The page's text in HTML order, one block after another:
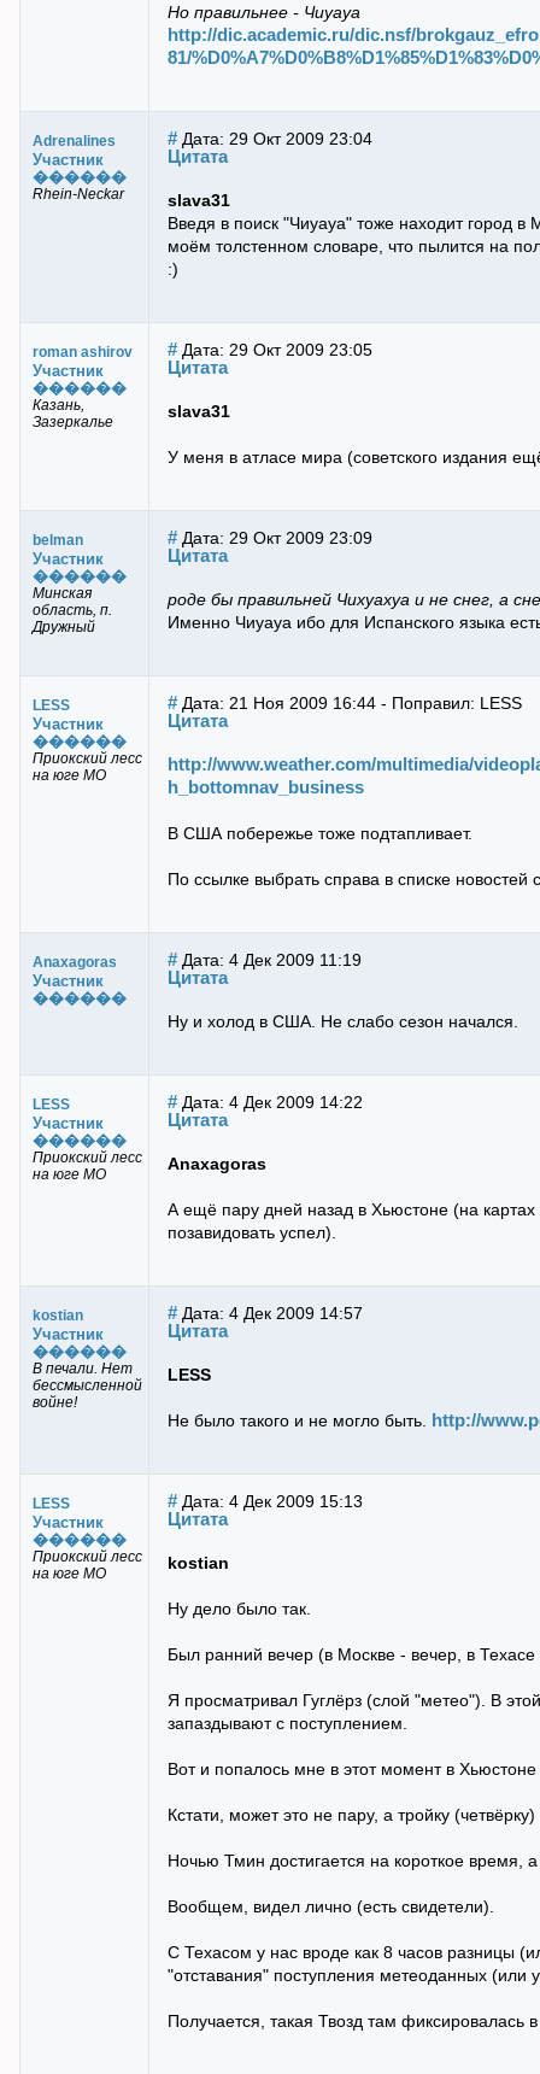
Но правильнее - Чиуауа
http://dic.academic.ru/dic.nsf/
81/
Adrenalines
Участник
������
Rhein-Neckar
# Дата: 29 Окт 2009 23:04
Цитата
slava31
Введя в поиск "Чиуауа" тоже находит город
моём толстенном словаре, что пылится на
:)
roman ashirov
Участник
������
Казань,
Зазеркалье
# Дата: 29 Окт 2009 23:05
Цитата
slava31
У меня в атласе мира (советского издания
belman
Участник
������
Минская
область, п.
Дружный
# Дата: 29 Окт 2009 23:09
Цитата
роде бы правильней Чихуахуа и не снег, а
Именно Чиуауа ибо для Испанского языка
LESS
Участник
������
Приокский лесс
на юге МО
# Дата: 21 Ноя 2009 16:44 - Поправил: LESS
Цитата
http://www.weather.com/multimedia/
h_bottomnav_business
В США побережье тоже подтапливает.
По ссылке выбрать справа в списке
Anaxagoras
Участник
������
# Дата: 4 Дек 2009 11:19
Цитата
Ну и холод в США. Не слабо сезон начался.
LESS
Участник
������
Приокский лесс
на юге МО
# Дата: 4 Дек 2009 14:22
Цитата
Anaxagoras
А ещё пару дней назад в Хьюстоне (на
позавидовать успел).
kostian
Участник
������
В печали. Нет
бессмысленной
войне!
# Дата: 4 Дек 2009 14:57
Цитата
LESS
Не было такого и не могло быть. http://
LESS
Участник
������
Приокский лесс
на юге МО
# Дата: 4 Дек 2009 15:13
Цитата
kostian
Ну дело было так.
Был ранний вечер (в Москве - вечер, в Техасе
Я просматривал Гуглёрз (слой "метео"). В
запаздывают с поступлением.
Вот и попалось мне в этот момент в
Кстати, может это не пару, а тройку
Ночью Тмин достигается на короткое время,
Вообщем, видел лично (есть свидетели).
С Техасом у нас вроде как 8 часов разницы
"отставания" поступления метеоданных (или
Получается, такая Твозд там фиксировалась